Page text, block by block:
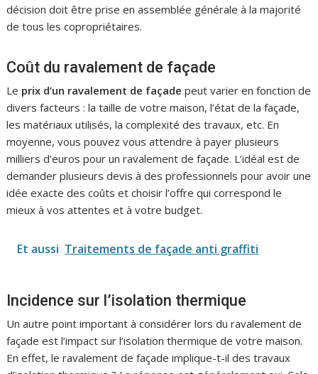
décision doit être prise en assemblée générale à la majorité
de tous les copropriétaires.
Coût du ravalement de façade
Le prix d’un ravalement de façade peut varier en fonction de
divers facteurs : la taille de votre maison, l’état de la façade,
les matériaux utilisés, la complexité des travaux, etc. En
moyenne, vous pouvez vous attendre à payer plusieurs
milliers d’euros pour un ravalement de façade. L’idéal est de
demander plusieurs devis à des professionnels pour avoir une
idée exacte des coûts et choisir l’offre qui correspond le
mieux à vos attentes et à votre budget.
Et aussi Traitements de façade anti graffiti
Incidence sur l’isolation thermique
Un autre point important à considérer lors du ravalement de
façade est l’impact sur l’isolation thermique de votre maison.
En effet, le ravalement de façade implique-t-il des travaux